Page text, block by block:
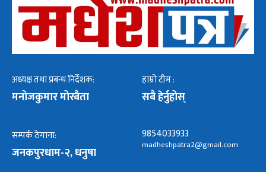
अध्यक्ष तथा प्रबन्ध निर्देशक:
मनोजकुमार मोरबैता
हाम्रो टीम :
सबै हेर्नुहोस्
सम्पर्क ठेगाना:
जनकपुरधाम-२, धनुषा
9854033933
madheshpatra2@gmail.com